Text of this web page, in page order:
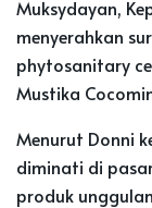
Muksydayan,
menyerahkan
phytosanitary
Mustika
Menurut Donni
diminati di
produk